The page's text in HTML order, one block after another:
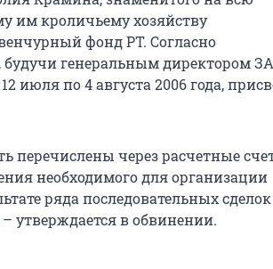
им кроличьему хозяйству
фонд РТ. Согласно
генеральным директором
июля по 4 августа 2006 года,
через расчетные
необходимого для организации
ряда последовательных сделок
утверждается в обвинении.